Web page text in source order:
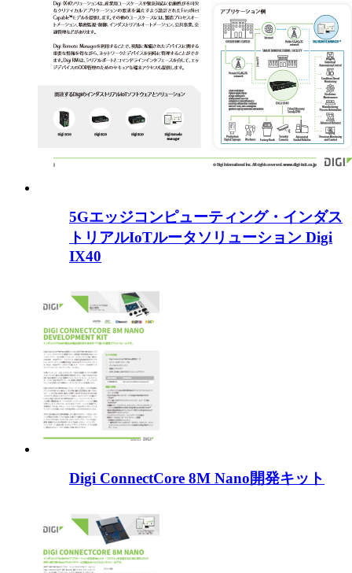
5Gエッジコンピューティング・インダス
トリアルIoTルータソリューション Digi
IX40
Digi ConnectCore 8M Nano開発キット